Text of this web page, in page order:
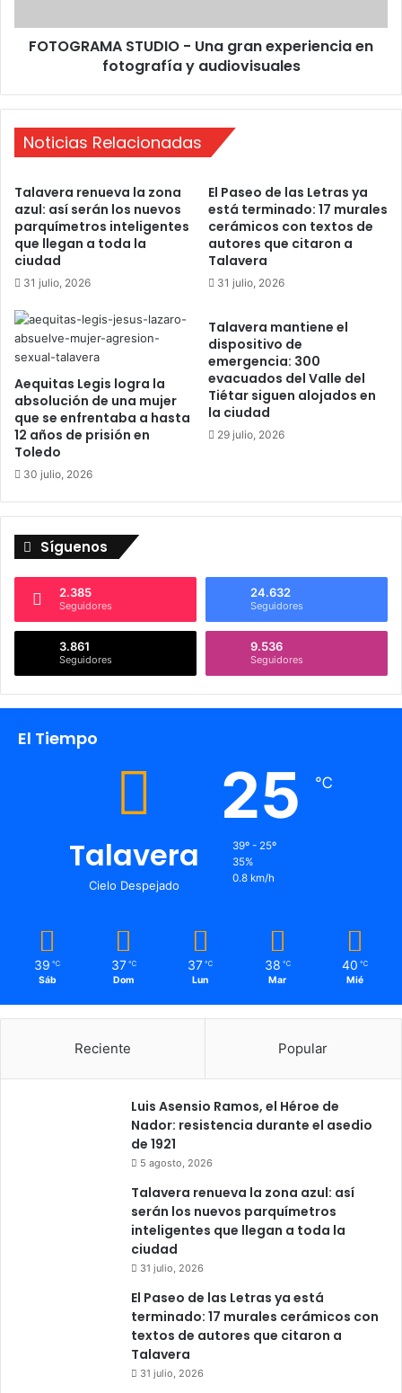
a
l
r
D
a
n
e
A
-
n
a
g
r
n
e
x
p
e
r
i
e
n
c
i
e
n
g
í
y
FOTOGRAMA STUDIO - Una gran experiencia en
fotografía y audiovisuales
Noticias Relacionadas
Talavera renueva la zona
azul: así serán los nuevos
parquímetros inteligentes
que llegan a toda la
ciudad
31 julio, 2026
El Paseo de las Letras ya
está terminado: 17 murales
cerámicos con textos de
autores que citaron a
Talavera
31 julio, 2026
Aequitas Legis logra la
absolución de una mujer
que se enfrentaba a hasta
12 años de prisión en
Toledo
30 julio, 2026
Talavera mantiene el
dispositivo de
emergencia: 300
evacuados del Valle del
Tiétar siguen alojados en
la ciudad
29 julio, 2026
Síguenos
2.385
Seguidores
24.632
Seguidores
3.861
Seguidores
9.536
Seguidores
El Tiempo
Talavera
Cielo Despejado
25 ℃
39º - 25º
35%
0.8 km/h
39 ℃
Sáb
37 ℃
Dom
37 ℃
Lun
38 ℃
Mar
40 ℃
Mié
Reciente Popular
Luis Asensio Ramos, el Héroe de
Nador: resistencia durante el asedio
de 1921
5 agosto, 2026
Talavera renueva la zona azul: así
serán los nuevos parquímetros
inteligentes que llegan a toda la
ciudad
31 julio, 2026
El Paseo de las Letras ya está
terminado: 17 murales cerámicos con
textos de autores que citaron a
Talavera
31 julio, 2026